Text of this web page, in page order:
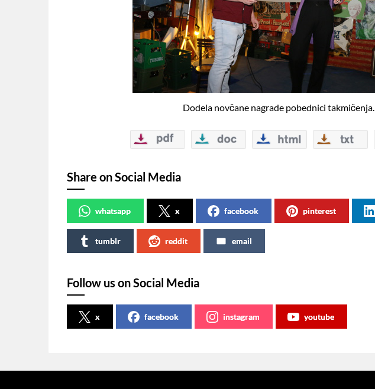
Dodela novčane nagrade pobednici takmičenja.
Share on Social Media
whatsapp x facebook pinterest
tumblr reddit email
Follow us on Social Media
x facebook instagram youtube